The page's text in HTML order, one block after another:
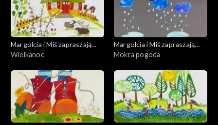
Margolcia i Miś zapraszają
dziś
Wielkanoc
Margolcia i Miś zapraszają
dziś
Mokra pogoda